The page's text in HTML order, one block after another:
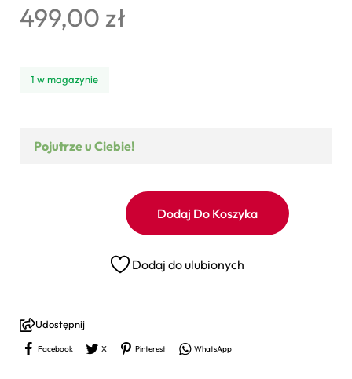
499,00 zł
1 w magazynie
Pojutrze u Ciebie!
Dodaj Do Koszyka
Dodaj do ulubionych
Udostępnij
Facebook X Pinterest WhatsApp